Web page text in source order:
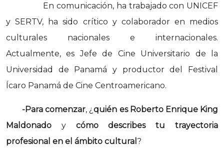
En comunicación, ha trabajado con UNICEF
y SERTV, ha sido crítico y colaborador en medios
culturales nacionales e internacionales.
Actualmente, es Jefe de Cine Universitario de la
Universidad de Panamá y productor del Festival
Ícaro Panamá de Cine Centroamericano.
-Para comenzar, ¿quién es Roberto Enrique King
Maldonado y cómo describes tu trayectoria
profesional en el ámbito cultural ?